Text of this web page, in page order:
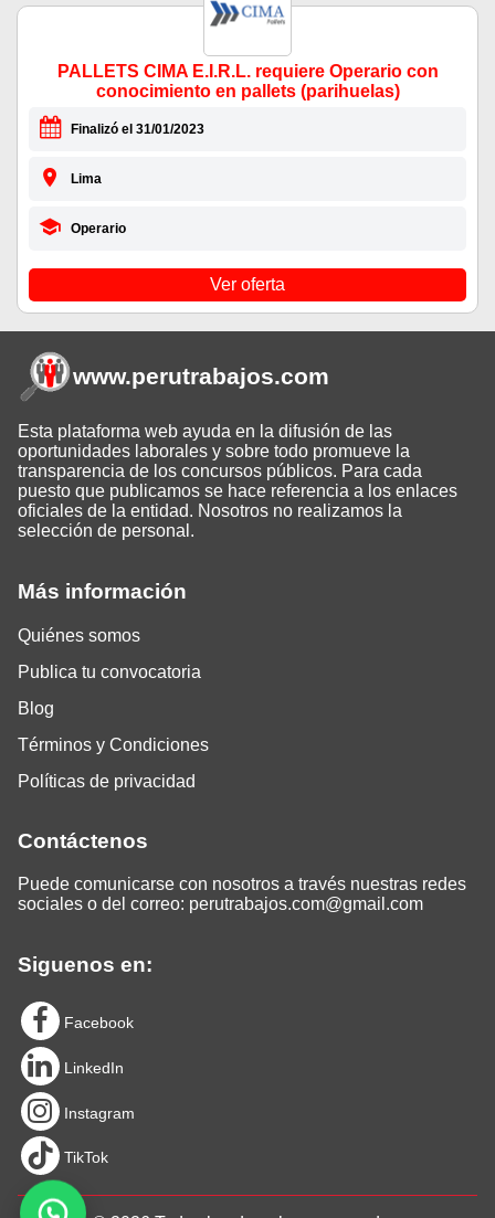
PALLETS CIMA E.I.R.L. requiere Operario con
conocimiento en pallets (parihuelas)
Finalizó el 31/01/2023
Lima
Operario
Ver oferta
Más información
Quiénes somos
Publica tu convocatoria
Blog
Términos y Condiciones
Políticas de privacidad
Contáctenos
Puede comunicarse con nosotros a través nuestras redes
sociales o del correo: perutrabajos.com@gmail.com
Siguenos en:
Facebook
LinkedIn
Instagram
TikTok
www.perutrabajos.com
Esta plataforma web ayuda en la difusión de las
oportunidades laborales y sobre todo promueve la
transparencia de los concursos públicos. Para cada
puesto que publicamos se hace referencia a los enlaces
oficiales de la entidad. Nosotros no realizamos la
selección de personal.